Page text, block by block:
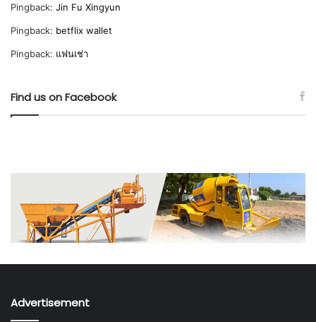
Pingback: Jin Fu Xingyun
Pingback: betflix wallet
Pingback: แฟนเช่า
Find us on Facebook
Advertisement